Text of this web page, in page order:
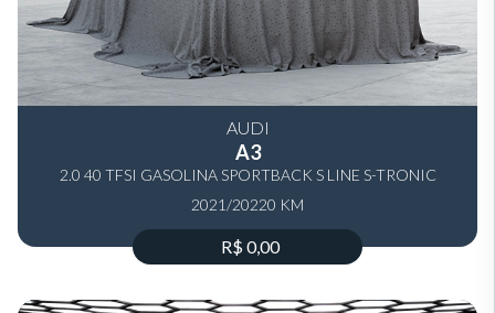
AUDI
A3
2.0 40 TFSI GASOLINA SPORTBACK S LINE S-TRONIC
2021/20220 KM
R$ 0,00